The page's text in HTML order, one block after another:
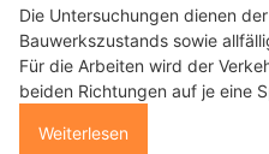
Die Untersuchungen dienen
Bauwerkszustands sowie
Für die Arbeiten wird der
beiden Richtungen auf je eine
Weiterlesen